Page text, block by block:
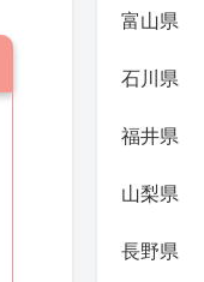
富山県
石川県
福井県
山梨県
長野県